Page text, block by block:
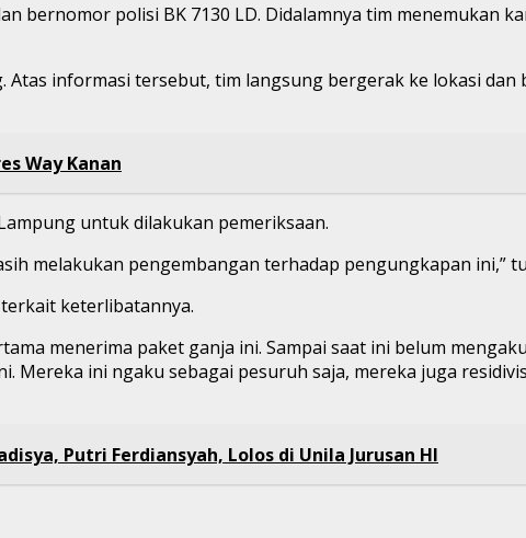
bernomor polisi BK 7130 LD. Didalamnya tim menemukan
informasi tersebut, tim langsung bergerak ke lokasi dan
Way Kanan
untuk dilakukan pemeriksaan.
melakukan pengembangan terhadap pengungkapan ini,”
keterlibatannya.
menerima paket ganja ini. Sampai saat ini belum
ini ngaku sebagai pesuruh saja, mereka juga
Putri Ferdiansyah, Lolos di Unila Jurusan HI